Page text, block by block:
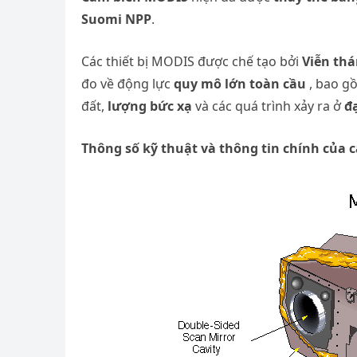
Suomi NPP.
Các thiết bị MODIS được chế tạo bởi Viễn
đo về động lực quy mô lớn toàn cầu , bao
đất, lượng bức xạ và các quá trình xảy ra ở
Thông số kỹ thuật và thông tin chính của